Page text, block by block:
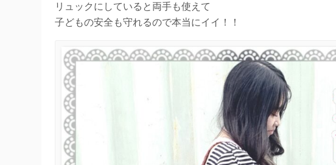
リュックにしていると両手も使えて
子どもの安全も守れるので本当にイイ！！